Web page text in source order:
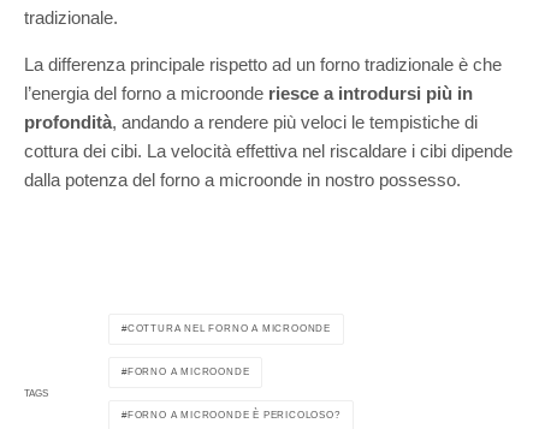
tradizionale.
La differenza principale rispetto ad un forno tradizionale è che
l’energia del forno a microonde riesce a introdursi più in
profondità, andando a rendere più veloci le tempistiche di
cottura dei cibi. La velocità effettiva nel riscaldare i cibi dipende
dalla potenza del forno a microonde in nostro possesso.
TAGS
COTTURA NEL FORNO A MICROONDE
FORNO A MICROONDE
FORNO A MICROONDE È PERICOLOSO?